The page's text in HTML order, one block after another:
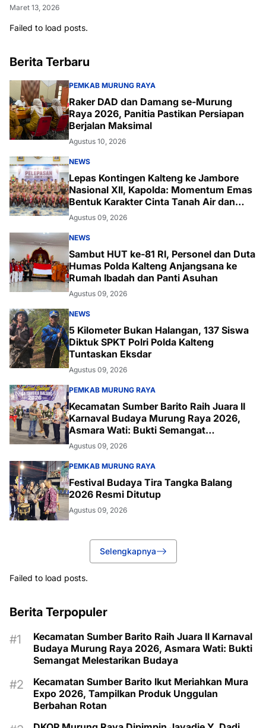
Maret 13, 2026
Failed to load posts.
Berita Terbaru
PEMKAB MURUNG RAYA
Raker DAD dan Damang se-Murung
Raya 2026, Panitia Pastikan Persiapan
Berjalan Maksimal
Agustus 10, 2026
NEWS
Lepas Kontingen Kalteng ke Jambore
Nasional XII, Kapolda: Momentum Emas
Bentuk Karakter Cinta Tanah Air dan
Lingkungan
Agustus 09, 2026
NEWS
Sambut HUT ke-81 RI, Personel dan Duta
Humas Polda Kalteng Anjangsana ke
Rumah Ibadah dan Panti Asuhan
Agustus 09, 2026
NEWS
5 Kilometer Bukan Halangan, 137 Siswa
Diktuk SPKT Polri Polda Kalteng
Tuntaskan Eksdar
Agustus 09, 2026
PEMKAB MURUNG RAYA
Kecamatan Sumber Barito Raih Juara II
Karnaval Budaya Murung Raya 2026,
Asmara Wati: Bukti Semangat
Melestarikan Budaya
Agustus 09, 2026
PEMKAB MURUNG RAYA
Festival Budaya Tira Tangka Balang
2026 Resmi Ditutup
Agustus 09, 2026
Selengkapnya
Failed to load posts.
Berita Terpopuler
Kecamatan Sumber Barito Raih Juara II Karnaval
Budaya Murung Raya 2026, Asmara Wati: Bukti
Semangat Melestarikan Budaya
Kecamatan Sumber Barito Ikut Meriahkan Mura
Expo 2026, Tampilkan Produk Unggulan
Berbahan Rotan